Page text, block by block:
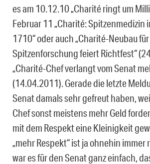
es am 10.12.10 „Charité ringt um
Februar 11 „Charité: Spitzenmedizin
1710“ oder auch „Charité-Neubau für
Spitzenforschung feiert Richtfest“
„Charité-Chef verlangt vom Senat
(14.04.2011). Gerade die letzte
Senat damals sehr gefreut haben,
Chef sonst meistens mehr Geld
mit dem Respekt eine Kleinigkeit
„mehr Respekt“ ist ja ohnehin
war es für den Senat ganz einfach,